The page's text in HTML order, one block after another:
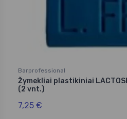
Barprofessional
Žymekliai plastikiniai
(2 vnt.)
7,25 €